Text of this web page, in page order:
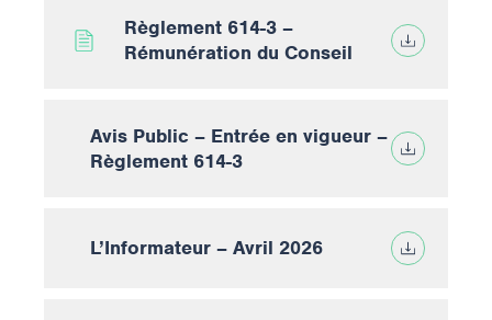
Règlement 614-3 –
Rémunération du Conseil
Avis Public – Entrée en vigueur –
Règlement 614-3
L’Informateur – Avril 2026